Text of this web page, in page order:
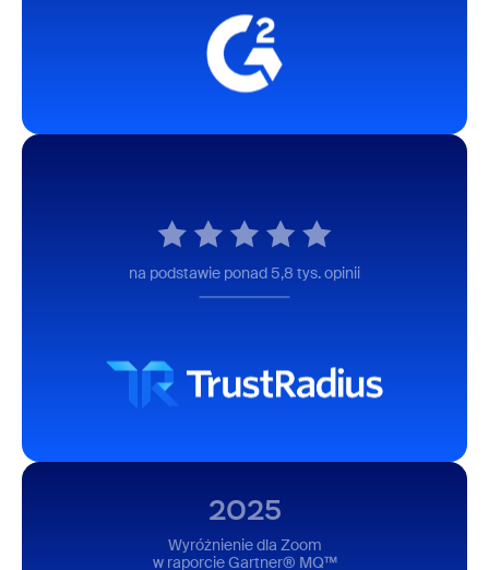
na podstawie ponad 5,8 tys. opinii
2025
Wyróżnienie dla Zoom
w raporcie Gartner® MQ™